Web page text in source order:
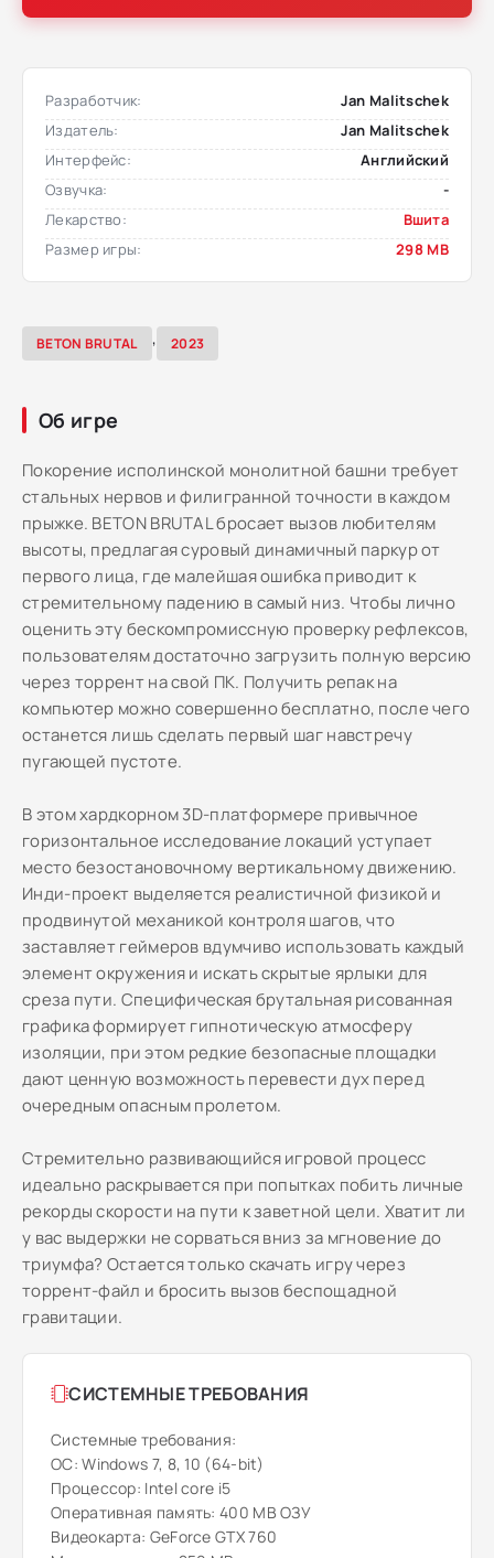
Разработчик:
Jan Malitschek
Издатель:
Jan Malitschek
Интерфейс:
Английский
Озвучка:
-
Лекарство:
Вшита
Размер игры:
298 MB
BETON BRUTAL , 2023
Об игре
Покорение исполинской монолитной башни требует
стальных нервов и филигранной точности в каждом
прыжке. BETON BRUTAL бросает вызов любителям
высоты, предлагая суровый динамичный паркур от
первого лица, где малейшая ошибка приводит к
стремительному падению в самый низ. Чтобы лично
оценить эту бескомпромиссную проверку рефлексов,
пользователям достаточно загрузить полную версию
через торрент на свой ПК. Получить репак на
компьютер можно совершенно бесплатно, после чего
останется лишь сделать первый шаг навстречу
пугающей пустоте.
В этом хардкорном 3D-платформере привычное
горизонтальное исследование локаций уступает
место безостановочному вертикальному движению.
Инди-проект выделяется реалистичной физикой и
продвинутой механикой контроля шагов, что
заставляет геймеров вдумчиво использовать каждый
элемент окружения и искать скрытые ярлыки для
среза пути. Специфическая брутальная рисованная
графика формирует гипнотическую атмосферу
изоляции, при этом редкие безопасные площадки
дают ценную возможность перевести дух перед
очередным опасным пролетом.
Стремительно развивающийся игровой процесс
идеально раскрывается при попытках побить личные
рекорды скорости на пути к заветной цели. Хватит ли
у вас выдержки не сорваться вниз за мгновение до
триумфа? Остается только скачать игру через
торрент-файл и бросить вызов беспощадной
гравитации.
СИСТЕМНЫЕ ТРЕБОВАНИЯ
Системные требования:
ОС: Windows 7, 8, 10 (64-bit)
Процессор: Intel core i5
Оперативная память: 400 MB ОЗУ
Видеокарта: GeForce GTX 760